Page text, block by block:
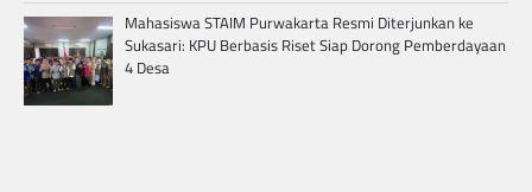
Mahasiswa STAIM Purwakarta Resmi Diterjunkan ke
Sukasari: KPU Berbasis Riset Siap Dorong Pemberdayaan
4 Desa